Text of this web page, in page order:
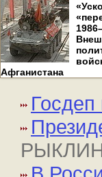
Афганистана
Госдеп